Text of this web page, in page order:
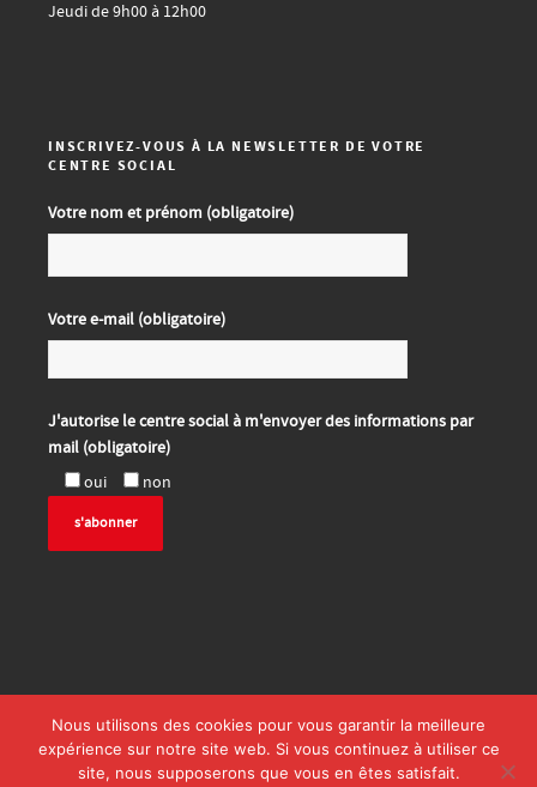
Jeudi de 9h00 à 12h00
INSCRIVEZ-VOUS À LA NEWSLETTER DE VOTRE
CENTRE SOCIAL
Votre nom et prénom (obligatoire)
Votre e-mail (obligatoire)
J'autorise le centre social à m'envoyer des informations par
mail (obligatoire)
oui
non
Nous utilisons des cookies pour vous garantir la meilleure
expérience sur notre site web. Si vous continuez à utiliser ce
site, nous supposerons que vous en êtes satisfait.